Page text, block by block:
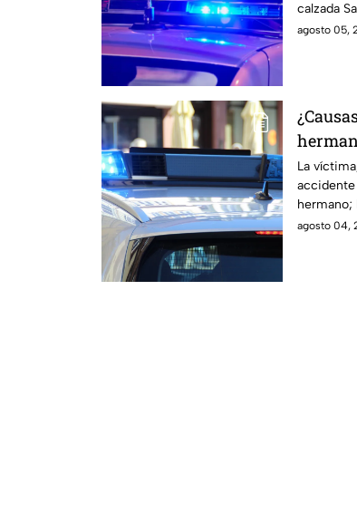
calzada
agosto 05,
postura
La
accidente
hermano;
una
agosto 04,